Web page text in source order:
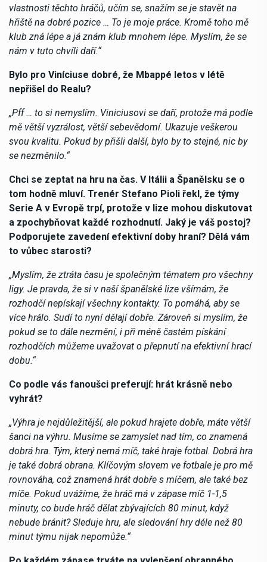
vlastnosti těchto hráčů, učím se, snažím se je stavět na
hřiště na dobré pozice … To je moje práce. Kromě toho mě
klub zná lépe a já znám klub mnohem lépe. Myslím, že se
nám v tuto chvíli daří.“
Bylo pro Viníciuse dobré, že Mbappé letos v létě
nepřišel do Realu?
„Pff … to si nemyslím. Viniciusovi se daří, protože má podle
mě větší vyzrálost, větší sebevědomí. Ukazuje veškerou
svou kvalitu. Pokud by přišli další, bylo by to stejné, nic by
se nezměnilo.“
Chci se zeptat na hru na čas. V Itálii a Španělsku se o
tom hodně mluví. Trenér Stefano Pioli řekl, že týmy
Serie A v Evropě trpí, protože v lize mohou diskutovat
a zpochybňovat každé rozhodnutí. Jaký je váš postoj?
Podporujete zavedení efektivní doby hraní? Dělá vám
to vůbec starosti?
„Myslím, že ztráta času je společným tématem pro všechny
ligy. Je pravda, že si v naší španělské lize všímám, že
rozhodčí nepískají všechny kontakty. To pomáhá, aby se
více hrálo. Sudí to nyní dělají dobře. Zároveň si myslím, že
pokud se to dále nezmění, i při méně častém pískání
rozhodčích můžeme uvažovat o přepnutí na efektivní hrací
dobu.“
Co podle vás fanoušci preferují: hrát krásně nebo
vyhrát?
„Výhra je nejdůležitější, ale pokud hrajete dobře, máte větší
šanci na výhru. Musíme se zamyslet nad tím, co znamená
dobrá hra. Tým, který nemá míč, také hraje fotbal. Dobrá hra
je také dobrá obrana. Klíčovým slovem ve fotbale je pro mě
rovnováha, což znamená hrát dobře s míčem, ale také bez
míče. Pokud uvážíme, že hráč má v zápase míč 1-1,5
minuty, co bude hráč dělat zbývajících 80 minut, když
nebude bránit? Sleduje hru, ale sledování hry déle než 80
minut týmu nijak nepomůže.“